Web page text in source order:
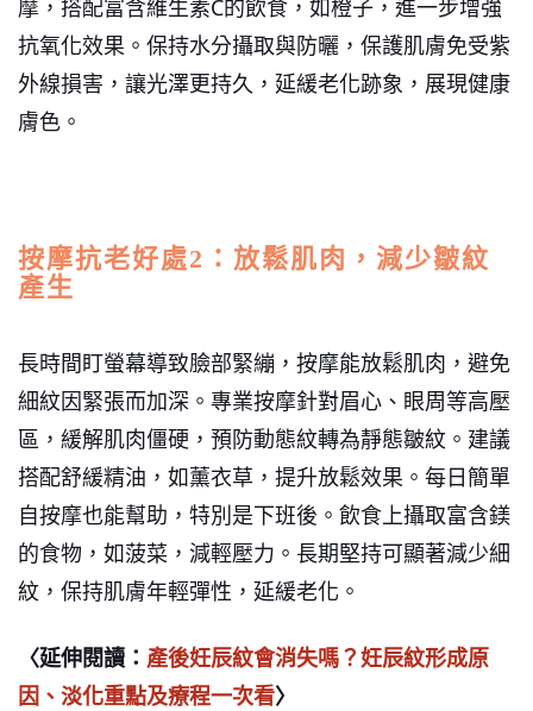
摩，搭配富含維生素C的飲食，如橙子，進一步增強
抗氧化效果。保持水分攝取與防曬，保護肌膚免受紫
外線損害，讓光澤更持久，延緩老化跡象，展現健康
膚色。
按摩抗老好處2：放鬆肌肉，減少皺紋
產生
長時間盯螢幕導致臉部緊繃，按摩能放鬆肌肉，避免
細紋因緊張而加深。 專業按摩針對眉心、眼周等高壓
區，緩解肌肉僵硬，預防動態紋轉為靜態皺紋。建議
搭配舒緩精油，如薰衣草，提升放鬆效果。每日簡單
自按摩也能幫助，特別是下班後。飲食上攝取富含鎂
的食物，如菠菜，減輕壓力。長期堅持可顯著減少細
紋，保持肌膚年輕彈性，延緩老化。
〈延伸閱讀： 產後妊辰紋會消失嗎？妊辰紋形成原
因、淡化重點及療程一次看〉